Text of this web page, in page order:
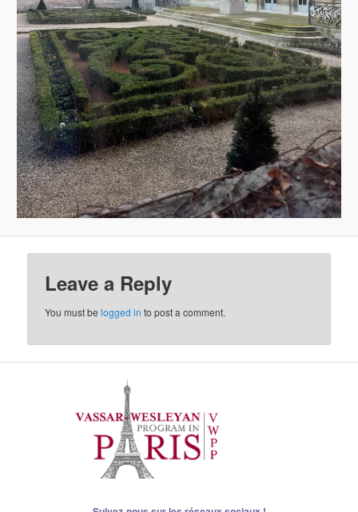
Leave a Reply
You must belogged in to post a comment.